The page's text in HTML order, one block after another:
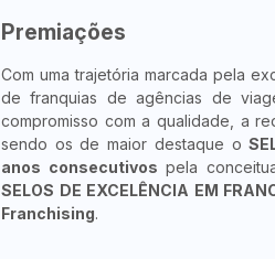
Premiações
Com uma trajetória marcada pela
de franquias de agências de
compromisso com a qualidade, a
sendo os de maior destaque o
anos consecutivos pela
SELOS DE EXCELÊNCIA EM
Franchising.